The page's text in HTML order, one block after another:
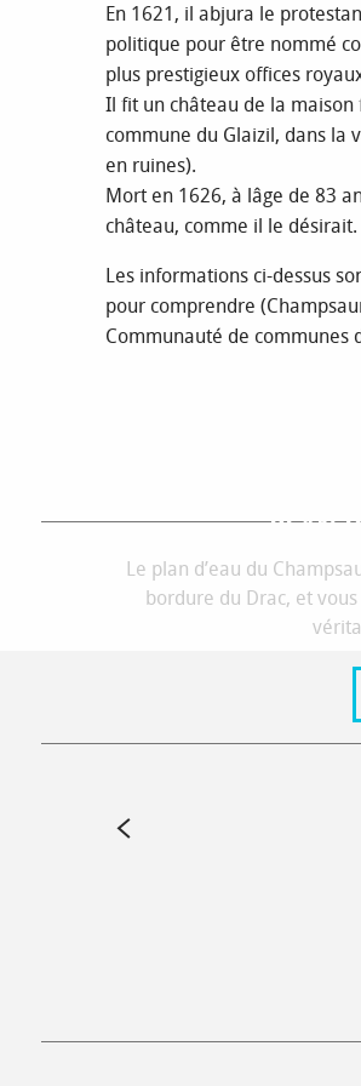
En 1621, il abjura le
politique pour être nommé
plus prestigieux offices
Il fit un château de la maison
commune du Glaizil, dans la
en ruines).
Mort en 1626, à lâge de 83
château, comme il le désirait.
Les informations ci-dessus
pour comprendre
Communauté de communes
PLAN
Le plan d’eau du
bordure du Drac, et